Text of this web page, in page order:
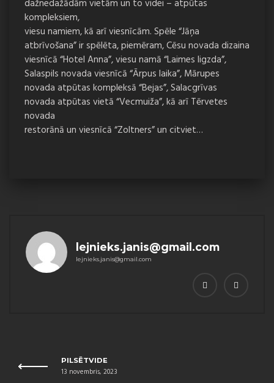
dažnedažādām vietām un to videi – atpūtas
kompleksiem,
viesu namiem, kā arī viesnīcām. Spēle “Jāņa
atbrīvošana” ir spēlēta, piemēram, Cēsu novada dizaina
viesnīcā “Hotel Anna”, viesu namā “Laimes ligzda”,
Salaspils novada viesnīcā “Ārpus laika”, Mārupes
novada atpūtas kompleksā “Bejas”, Salacgrīvas
novada atpūtas vietā “Vecmuiža”, kā arī Tērvetes
novada
restorānā un viesnīcā “Zoltners” un citviet…
lejnieks.janis@gmail.com
lejnieks.janis@gmail.com
PILSĒTVIDE
13 novembris, 2023